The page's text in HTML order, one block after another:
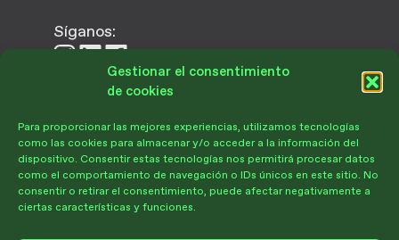
Gestionar el consentimiento
de cookies
Para proporcionar las mejores experiencias, utilizamos tecnologías
como las cookies para almacenar y/o acceder a la información del
dispositivo. Consentir estas tecnologías nos permitirá procesar datos
como el comportamiento de navegación o IDs únicos en este sitio. No
consentir o retirar el consentimiento, puede afectar negativamente a
ciertas características y funciones.
Donar
Síganos:
Síganos
Instagram
Síganos
LinkedIn
Síganos
en
Facebook
Hágase socio